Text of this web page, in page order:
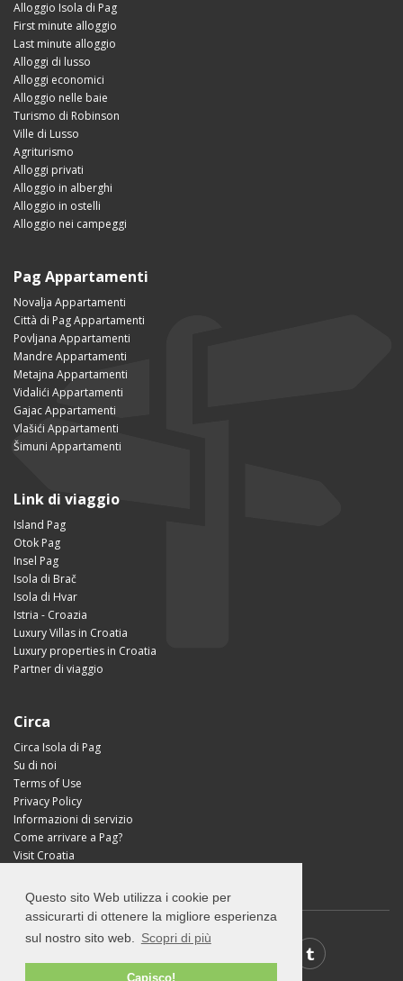
Questo sito Web utilizza i cookie per
assicurarti di ottenere la migliore esperienza
sul nostro sito web.
Scopri di più
Capisco!
Alloggio Isola di Pag
First minute alloggio
Last minute alloggio
Alloggi di lusso
Alloggi economici
Alloggio nelle baie
Turismo di Robinson
Ville di Lusso
Agriturismo
Alloggi privati
Alloggio in alberghi
Alloggio in ostelli
Alloggio nei campeggi
Pag Appartamenti
Novalja Appartamenti
Città di Pag Appartamenti
Povljana Appartamenti
Mandre Appartamenti
Metajna Appartamenti
Vidalići Appartamenti
Gajac Appartamenti
Vlašići Appartamenti
Šimuni Appartamenti
Link di viaggio
Island Pag
Otok Pag
Insel Pag
Isola di Brač
Isola di Hvar
Istria - Croazia
Luxury Villas in Croatia
Luxury properties in Croatia
Partner di viaggio
Circa
Circa Isola di Pag
Su di noi
Terms of Use
Privacy Policy
Informazioni di servizio
Come arrivare a Pag?
Visit Croatia